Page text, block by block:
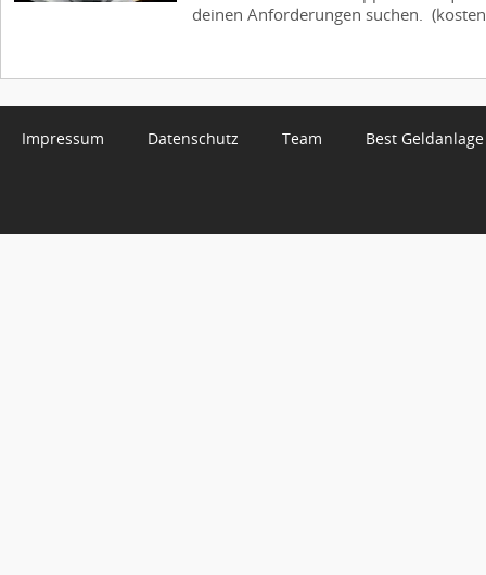
deinen Anforderungen suchen.
Impressum Datenschutz Team Best Geldanlage